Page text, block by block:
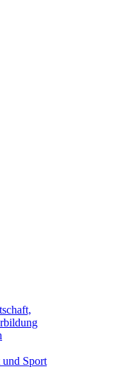
und Sport